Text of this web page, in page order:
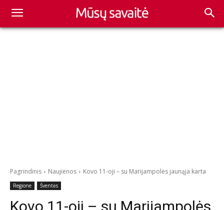
Pagrindinis Naujienos Kovo 11-oji – su Marijampolės jaunąja karta
Regione Šventės
Kovo 11-oji – su Marijampolės